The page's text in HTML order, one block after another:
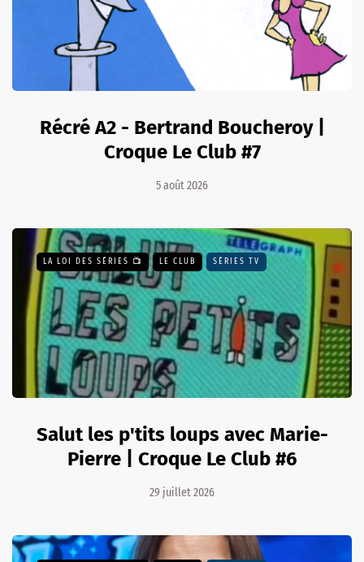
Récré A2 - Bertrand Boucheroy |
Croque Le Club #7
5 août 2026
LA LOI DES SÉRIES 📺 LE CLUB SÉRIES TV
Salut les p'tits loups avec Marie-
Pierre | Croque Le Club #6
29 juillet 2026